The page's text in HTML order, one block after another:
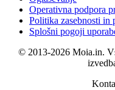
Operativna podpora
Politika zasebnosti in
Splošni pogoji
© 2013-2026 Moia.in.